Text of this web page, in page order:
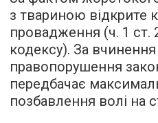
з твариною відкрите
провадження (ч. 1 ст.
кодексу). За
правопорушення
передбачає
позбавлення волі на